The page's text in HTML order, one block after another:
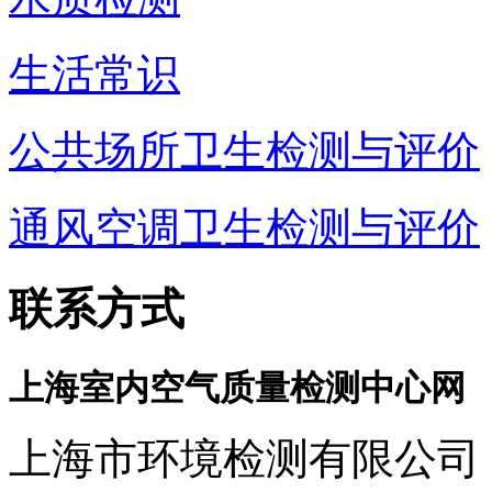
生活常识
公共场所卫生检测与评价
通风空调卫生检测与评价
联系方式
上海室内空气质量检测中心网
上海市环境检测有限公司